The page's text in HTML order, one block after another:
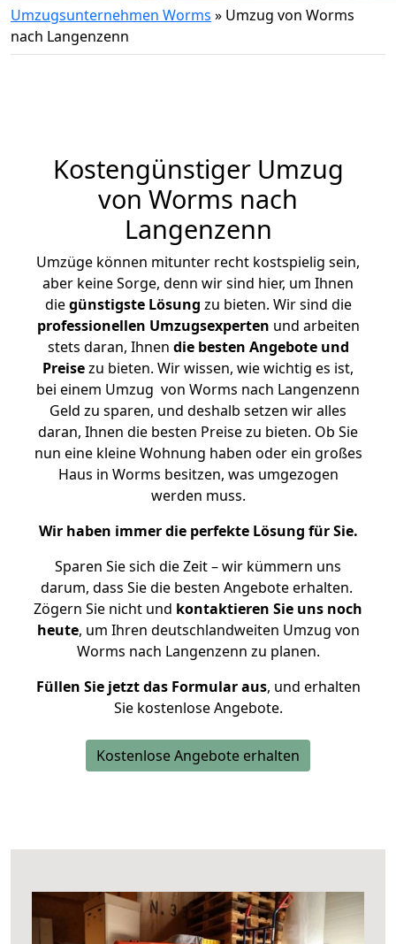
Umzugsunternehmen Worms » Umzug von Worms
nach Langenzenn
Kostengünstiger Umzug
von Worms nach
Langenzenn
Umzüge können mitunter recht kostspielig sein,
aber keine Sorge, denn wir sind hier, um Ihnen
diegünstigste Lösung zu bieten. Wir sind die
professionellen Umzugsexperten und arbeiten
stets daran, Ihnen die besten Angebote und
Preisezu bieten. Wir wissen, wie wichtig es ist,
bei einem Umzug von Worms nach Langenzenn
Geld zu sparen, und deshalb setzen wir alles
daran, Ihnen die besten Preise zu bieten. Ob Sie
nun eine kleine Wohnung haben oder ein großes
Haus in Worms besitzen, was umgezogen
werden muss.
Wir haben immer die perfekte Lösung für Sie.
Sparen Sie sich die Zeit – wir kümmern uns
darum, dass Sie die besten Angebote erhalten.
Zögern Sie nicht und kontaktieren Sie uns noch
heute, um Ihren deutschlandweiten Umzug von
Worms nach Langenzenn zu planen.
Füllen Sie jetzt das Formular aus, und erhalten
Sie kostenlose Angebote.
Kostenlose Angebote erhalten